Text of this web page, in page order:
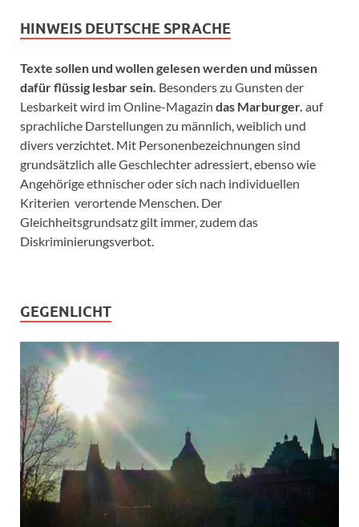
HINWEIS DEUTSCHE SPRACHE
Texte sollen und wollen gelesen werden und müssen
dafür flüssig lesbar sein. Besonders zu Gunsten der
Lesbarkeit wird im Online-Magazin das Marburger. auf
sprachliche Darstellungen zu männlich, weiblich und
divers verzichtet. Mit Personenbezeichnungen sind
grundsätzlich alle Geschlechter adressiert, ebenso wie
Angehörige ethnischer oder sich nach individuellen
Kriterien verortende Menschen. Der
Gleichheitsgrundsatz gilt immer, zudem das
Diskriminierungsverbot.
GEGENLICHT